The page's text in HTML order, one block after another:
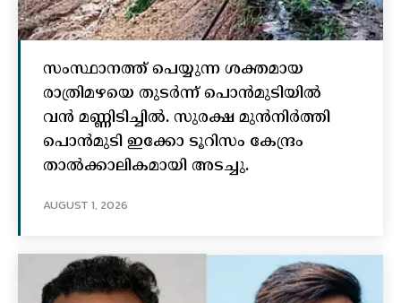
സംസ്ഥാനത്ത് പെയ്യുന്ന ശക്തമായ
രാത്രിമഴയെ തുടർന്ന് പൊൻമുടിയില്‍
വൻ മണ്ണിടിച്ചില്‍. സുരക്ഷ മുൻനിർത്തി
പൊൻമുടി ഇക്കോ ടൂറിസം കേന്ദ്രം
താല്‍ക്കാലികമായി അടച്ചു.
AUGUST 1, 2026